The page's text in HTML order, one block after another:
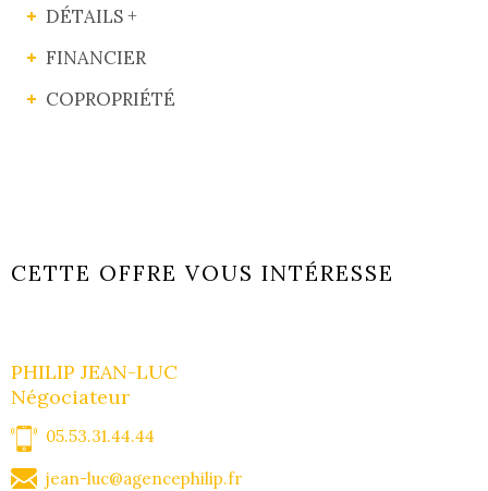
DÉTAILS +
FINANCIER
COPROPRIÉTÉ
CETTE OFFRE VOUS INTÉRESSE
PHILIP JEAN-LUC
Négociateur
05.53.31.44.44
jean-luc@agencephilip.fr